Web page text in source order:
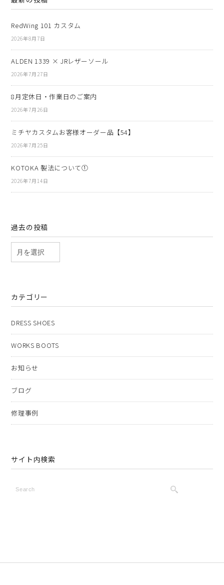
RedWing 101 カスタム
2026年8月7日
ALDEN 1339 × JRレザーソール
2026年7月27日
8月定休日・作業日のご案内
2026年7月26日
ミチヤカスタムお客様オーダー品【54】
2026年7月25日
KOTOKA 製法について①
2026年7月14日
過去の投稿
カテゴリー
DRESS SHOES
WORKS BOOTS
お知らせ
ブログ
修理事例
サイト内検索